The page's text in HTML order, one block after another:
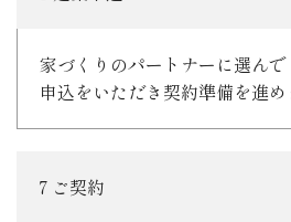
家づくりのパートナーに選ん
申込をいただき契約準備を進め
7 ご契約